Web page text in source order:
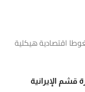
اقتصادية هيكلية
قشم الإيرانية